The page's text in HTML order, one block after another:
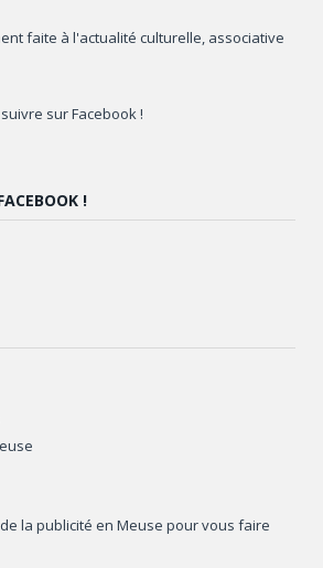
faite à l'actualité culturelle, associative
sur Facebook !
!
la publicité en Meuse pour vous faire